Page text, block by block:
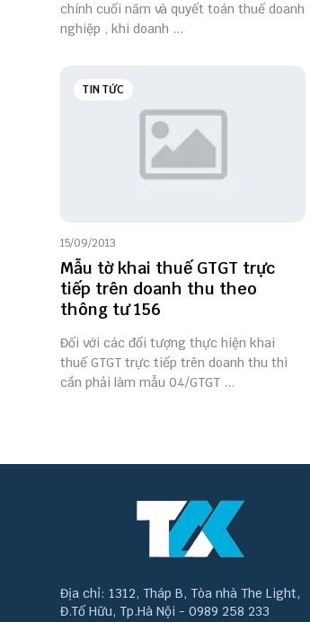
chính cuối năm và quyết toán thuế doanh
nghiệp , khi doanh ...
TIN TỨC
15/09/2013
Mẫu tờ khai thuế GTGT trực
tiếp trên doanh thu theo
thông tư 156
Đối với các đối tượng thực hiện khai
thuế GTGT trực tiếp trên doanh thu thì
cần phải làm mẫu 04/GTGT ...
Địa chỉ: 1312, Tháp B, Tòa nhà The Light,
Đ.Tố Hữu, Tp.Hà Nội - 0989 258 233